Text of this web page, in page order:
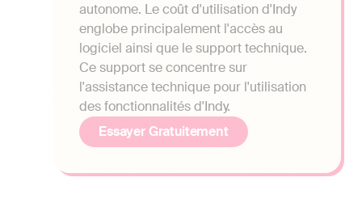
autonome. Le coût d'utilisation d'Indy
englobe principalement l'accès au
logiciel ainsi que le support technique.
Ce support se concentre sur
l'assistance technique pour l'utilisation
des fonctionnalités d'Indy.
Essayer Gratuitement